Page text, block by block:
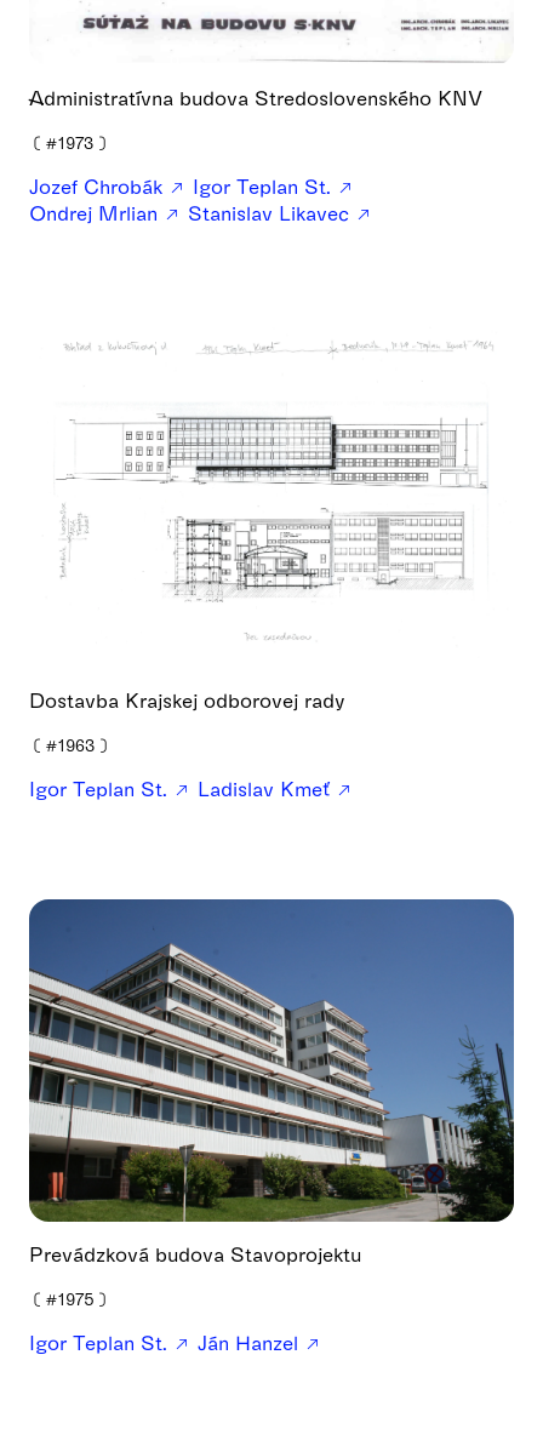
Administratívna budova Stredoslovenského KNV
❪ #1973 ❫
Jozef Chrobák
Igor Teplan St.
Ondrej Mrlian
Stanislav Likavec
Dostavba Krajskej odborovej rady
❪ #1963 ❫
Igor Teplan St. Ladislav Kmeť
Prevádzková budova Stavoprojektu
❪ #1975 ❫
Igor Teplan St. Ján Hanzel